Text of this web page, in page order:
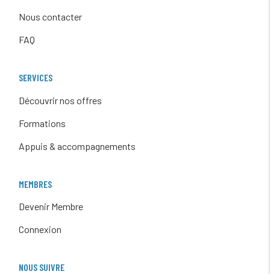
Nous contacter
FAQ
SERVICES
Découvrir nos offres
Formations
Appuis & accompagnements
MEMBRES
Devenir Membre
Connexion
NOUS SUIVRE